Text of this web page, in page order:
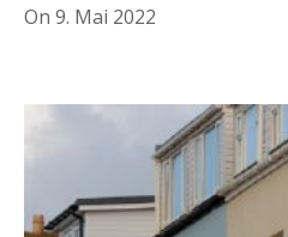
On 9. Mai 2022